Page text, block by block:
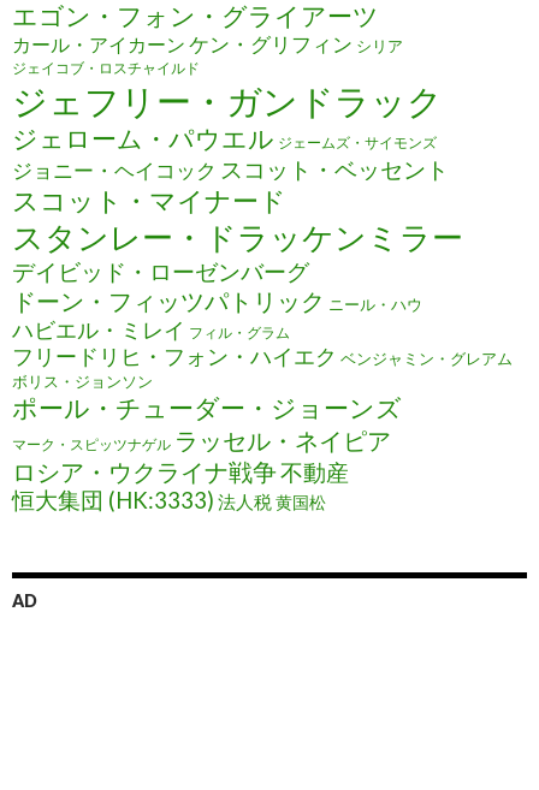
エゴン・フォン・グライアーツ
カール・アイカーン ケン・グリフィン シリア
ジェイコブ・ロスチャイルド
ジェフリー・ガンドラック
ジェローム・パウエル ジェームズ・サイモンズ
ジョニー・ヘイコック スコット・ベッセント
スコット・マイナード
スタンレー・ドラッケンミラー
デイビッド・ローゼンバーグ
ドーン・フィッツパトリック ニール・ハウ
ハビエル・ミレイ フィル・グラム
フリードリヒ・フォン・ハイエク ベンジャミン・グレアム
ボリス・ジョンソン
ポール・チューダー・ジョーンズ
マーク・スピッツナゲル ラッセル・ネイピア
ロシア・ウクライナ戦争不動産
恒大集団 (HK:3333) 法人税黄国松
AD